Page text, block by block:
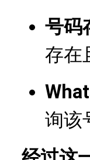
号码
存在
询该